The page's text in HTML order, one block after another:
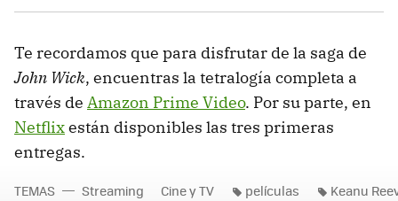
Te recordamos que para disfrutar de la saga de
John Wick, encuentras la tetralogía completa a
través de Amazon Prime Video. Por su parte, en
Netflixestán disponibles las tres primeras
entregas.
TEMAS Streaming Cine y TV películas Keanu